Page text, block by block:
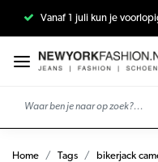
Vanaf 1 juli kun je
Home Tags bikerjack